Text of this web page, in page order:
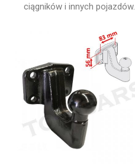
ciągników i innych pojazdów.